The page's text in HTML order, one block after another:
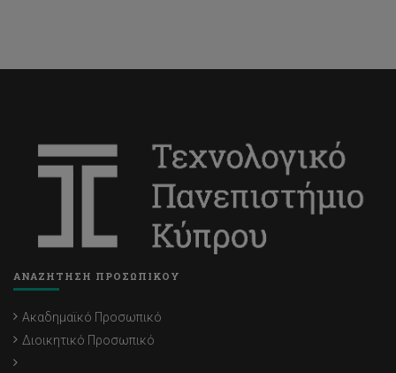
ΑΝΑΖΗΤΗΣΗ ΠΡΟΣΩΠΙΚΟΥ
Ακαδημαϊκό Προσωπικό
Διοικητικό Προσωπικό